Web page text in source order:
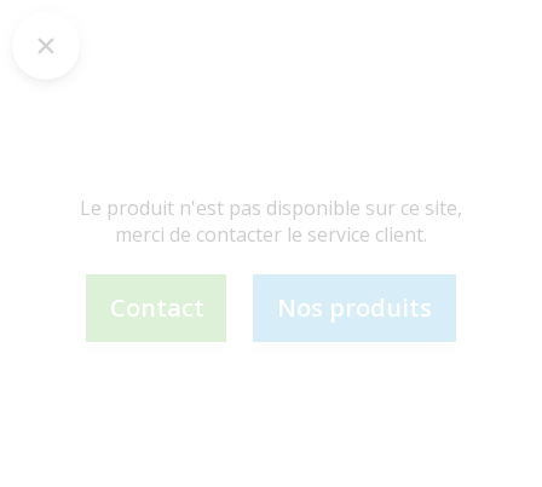
Le produit n'est pas disponible sur ce site,
merci de contacter le service client.
Contact Nos produits